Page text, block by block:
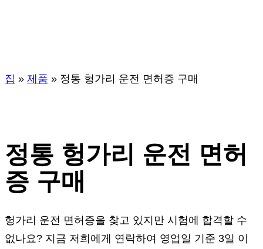
집 » 제품 » 정통 헝가리 운전 면허증 구매
정통 헝가리 운전 면허
증 구매
헝가리 운전 면허증을 찾고 있지만 시험에 합격할 수
없나요? 지금 저희에게 연락하여 영업일 기준 3일 이